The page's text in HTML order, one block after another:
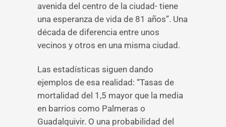
avenida del centro de la ciudad- tiene
una esperanza de vida de 81 años”. Una
década de diferencia entre unos
vecinos y otros en una misma ciudad.
Las estadísticas siguen dando
ejemplos de esa realidad: “Tasas de
mortalidad del 1,5 mayor que la media
en barrios como Palmeras o
Guadalquivir. O una probabilidad del